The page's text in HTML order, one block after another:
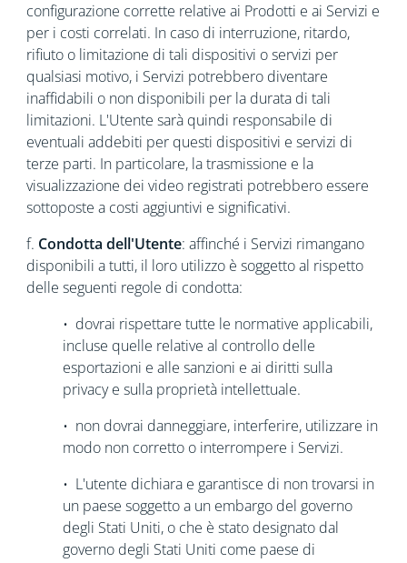
configurazione corrette relative ai Prodotti e ai Servizi e
per i costi correlati. In caso di interruzione, ritardo,
rifiuto o limitazione di tali dispositivi o servizi per
qualsiasi motivo, i Servizi potrebbero diventare
inaffidabili o non disponibili per la durata di tali
limitazioni. L'Utente sarà quindi responsabile di
eventuali addebiti per questi dispositivi e servizi di
terze parti. In particolare, la trasmissione e la
visualizzazione dei video registrati potrebbero essere
sottoposte a costi aggiuntivi e significativi.
f. Condotta dell'Utente: affinché i Servizi rimangano
disponibili a tutti, il loro utilizzo è soggetto al rispetto
delle seguenti regole di condotta:
• dovrai rispettare tutte le normative applicabili,
incluse quelle relative al controllo delle
esportazioni e alle sanzioni e ai diritti sulla
privacy e sulla proprietà intellettuale.
• non dovrai danneggiare, interferire, utilizzare in
modo non corretto o interrompere i Servizi.
• L'utente dichiara e garantisce di non trovarsi in
un paese soggetto a un embargo del governo
degli Stati Uniti, o che è stato designato dal
governo degli Stati Uniti come paese di